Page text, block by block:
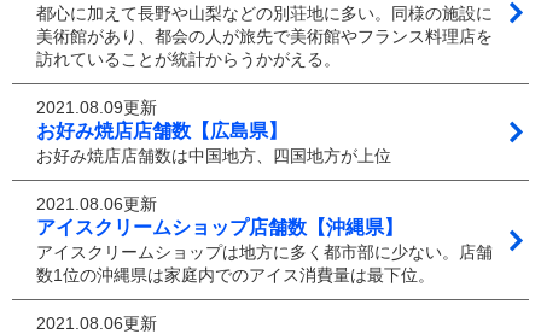
都心に加えて長野や山梨などの別荘地に多い。同様の施設に
美術館があり、都会の人が旅先で美術館やフランス料理店を
訪れていることが統計からうかがえる。
2021.08.09更新
お好み焼店店舗数【広島県】
お好み焼店店舗数は中国地方、四国地方が上位
2021.08.06更新
アイスクリームショップ店舗数【沖縄県】
アイスクリームショップは地方に多く都市部に少ない。店舗
数1位の沖縄県は家庭内でのアイス消費量は最下位。
2021.08.06更新